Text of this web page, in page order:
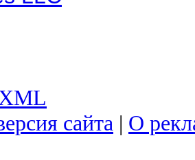
сайта | О